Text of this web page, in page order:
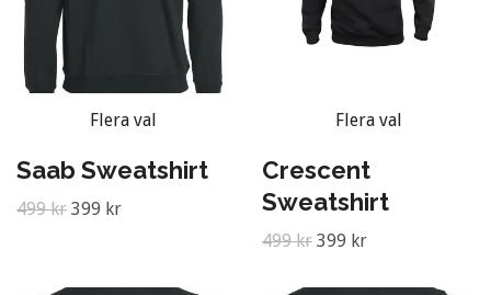
Flera val
Saab Sweatshirt
499 kr 399 kr
Flera val
Crescent
Sweatshirt
499 kr 399 kr